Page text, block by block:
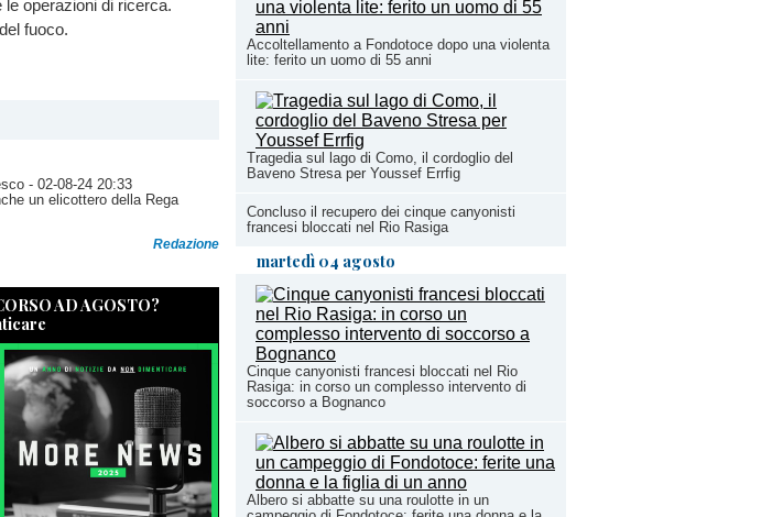
Accoltellamento a Fondotoce dopo una violenta
lite: ferito un uomo di 55 anni
Tragedia sul lago di Como, il cordoglio del
Baveno Stresa per Youssef Errfig
Concluso il recupero dei cinque canyonisti
francesi bloccati nel Rio Rasiga
martedì 04 agosto
Cinque canyonisti francesi bloccati nel Rio
Rasiga: in corso un complesso intervento di
soccorso a Bognanco
Albero si abbatte su una roulotte in un
le operazioni di ricerca.
fuoco.
- 02-08-24 20:33
un elicottero della Rega
Redazione
AD AGOSTO?